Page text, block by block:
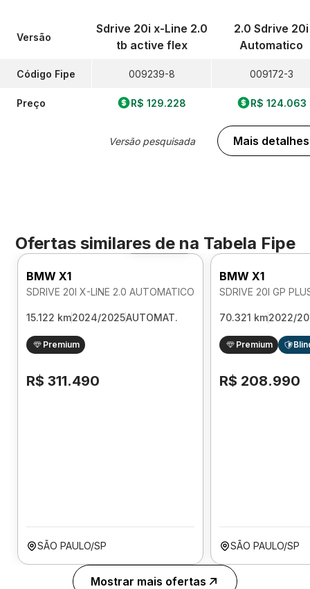
Versão
Código Fipe
Preço
Sdrive 20i x-Line 2.0
tb active flex
009239-8
R$ 129.228
Versão pesquisada
2.0 Sdrive 20i
Automatico
009172-3
R$ 124.063
Mais detalhes
Ofertas similares de na Tabela Fipe
Foto 360º
BMW X1
SDRIVE 20I X-LINE 2.0 AUTOMATICO
15.122 km2024/2025AUTOMAT.
Premium
R$ 311.490
SÃO PAULO/SP
BMW X1
70.321 km2022/
Premium
R$ 208.990
SÃO PAULO/SP
Mostrar mais ofertas